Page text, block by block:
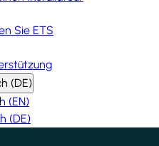
Sie ETS
(DE)
(EN)
(DE)